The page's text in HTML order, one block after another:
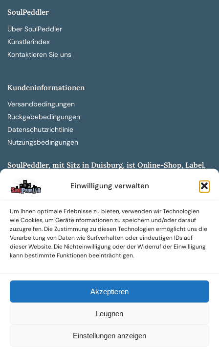
Einwilligung verwalten
Um Ihnen optimale Erlebnisse zu bieten, verwenden wir Technologien
wie Cookies, um Geräteinformationen zu speichern und/oder darauf
zuzugreifen. Die Zustimmung zu diesen Technologien ermöglicht uns die
Verarbeitung von Daten wie Surfverhalten oder eindeutigen IDs auf
dieser Website. Die Nichteinwilligung oder der Widerruf der Einwilligung
kann bestimmte Funktionen beeinträchtigen.
Akzeptieren
Leugnen
Einstellungen anzeigen
SoulPeddler
Über SoulPeddler
Künstlerindex
Kontaktieren Sie uns
Kundeninformationen
Versandbedingungen
Rückgabebedingungen
Datenschutzrichtlinie
Nutzungsbedingungen
SoulPeddler, mit Sitz in Duisburg, ist Online-Shop, Label,
entwickelt aus dem SoulPeddler Vinyl-Presswerk und
unserer Online-Gig-Plattform.
Wir bieten eine breite Auswahl an sowohl hochgradig
sammelwürdigen als auch Mainstream-Titeln und -Formaten auf
Vinyl, CD und weiteren Medien.
Sowohl neue als auch gebrauchte, nach Zustand bewertete
Wir setzen uns leidenschaftlich für unabhängige Künstler und
Labels ein und bieten hochwertige, maßgeschneiderte Lösungen
aus über 30 Jahren Erfahrung in der Musikindustrie.
SoulPeddler Mailorder, Records & Vinyl Production – DUBOX –
Nettirock – Nice Guy Records – MOVA Museum of Vinyl Arts